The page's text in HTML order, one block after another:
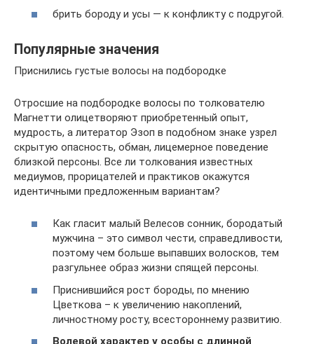
брить бороду и усы — к конфликту с подругой.
Популярные значения
Приснились густые волосы на подбородке
Отросшие на подбородке волосы по толкователю
Магнетти олицетворяют приобретенный опыт,
мудрость, а литератор Эзоп в подобном знаке узрел
скрытую опасность, обман, лицемерное поведение
близкой персоны. Все ли толкования известных
медиумов, прорицателей и практиков окажутся
идентичными предложенным вариантам?
Как гласит малый Велесов сонник, бородатый
мужчина – это символ чести, справедливости,
поэтому чем больше выпавших волосков, тем
разгульнее образ жизни спящей персоны.
Приснившийся рост бороды, по мнению
Цветкова – к увеличению накоплений,
личностному росту, всестороннему развитию.
Волевой характер у особы с длинной